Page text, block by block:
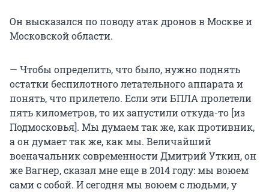
Он высказался по поводу атак дронов в Москве и
Московской области.
— Чтобы определить, что было, нужно поднять
остатки беспилотного летательного аппарата и
понять, что прилетело. Если эти БПЛА пролетели
пять километров, то их запустили откуда-то [из
Подмосковья]. Мы думаем так же, как противник,
а он думает так же, как мы. Величайший
военачальник современности Дмитрий Уткин, он
же Вагнер, сказал мне еще в 2014 году: мы воюем
сами с собой. И сегодня мы воюем с людьми, у